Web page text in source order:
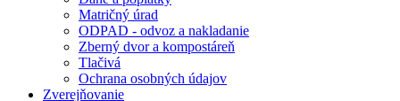
Matričný úrad
ODPAD - odvoz a nakladanie
Zberný dvor a kompostáreň
Tlačivá
Ochrana osobných údajov
Zverejňovanie